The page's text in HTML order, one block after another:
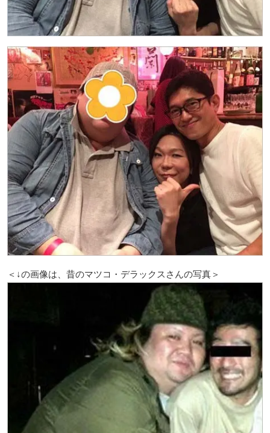
＜↓の画像は、昔のマツコ・デラックスさんの写真＞